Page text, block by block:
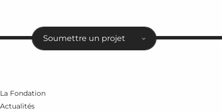
Soumettre un projet
La Fondation
Actualités